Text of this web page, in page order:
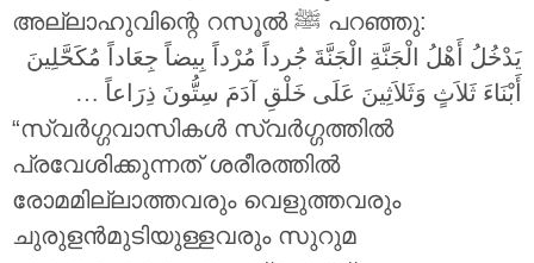
അല്ലാഹുവിന്റെ റസൂൽ ‎ﷺ പറഞ്ഞു:
يَدْخُلُ أَهْلُ الْجَنَّةِ الْجَنَّةَ جُرداً مُرْداً بِيضاً جِعَاداً مُكَحَّلِينَ
أَبْنَاءَ ثَلاَثٍ وَثَلاَثِينَ عَلَى خَلْقِ آدَمَ سِتُّونَ ذِرَاعاً …
“സ്വർഗ്ഗവാസികൾ സ്വർഗ്ഗത്തിൽ
പ്രവേശിക്കുന്നത് ശരീരത്തിൽ
രോമമില്ലാത്തവരും വെളുത്തവരും
ചുരുളൻമുടിയുള്ളവരും സുറുമ